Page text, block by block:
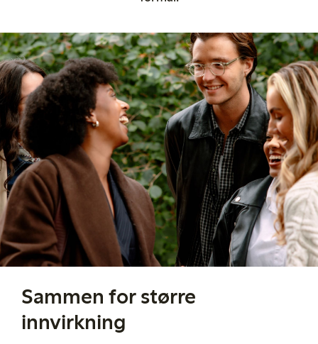
Sammen for større
innvirkning